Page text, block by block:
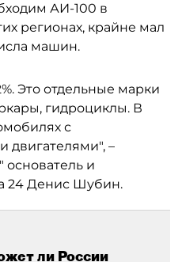
АИ-100 в
регионах, крайне мал
машин.
Это отдельные марки
гидроциклы. В
с
двигателями", –
и
24 Денис Шубин.
ли России